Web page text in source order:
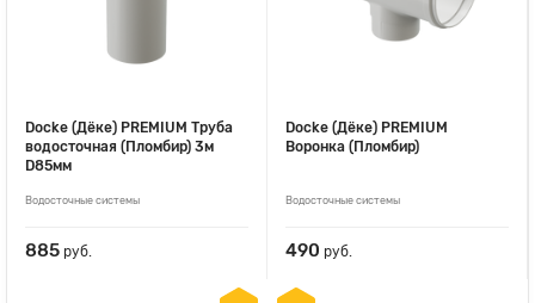
Docke (Дёке) PREMIUM Труба
водосточная (Пломбир) 3м
D85мм
Водосточные системы
885 руб.
Docke (Дёке) PREMIUM
Воронка (Пломбир)
Водосточные системы
490 руб.